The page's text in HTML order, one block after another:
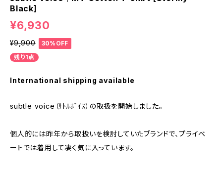
Black]
¥6,930
¥9,900
30%OFF
残り1点
International shipping available
subtle voice（ｻﾄﾙﾎﾞｲｽ）の取扱を開始しました。
個人的には昨年から取扱いを検討していたブランドで、プライベ
ートでは着用して凄く気に入っています。